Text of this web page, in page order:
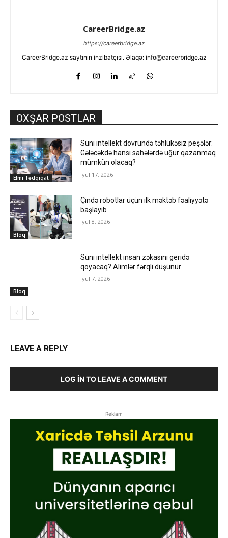
CareerBridge.az
https://careerbridge.az
CareerBridge.az saytının inzibatçısı. Əlaqə: info@careerbridge.az
OXŞAR POSTLAR
Elmi Tədqiqat
Süni intellekt dövründə təhlükəsiz peşələr:
Gələcəkdə hansı sahələrdə uğur qazanmaq
mümkün olacaq?
İyul 17, 2026
Bloq
Çində robotlar üçün ilk məktəb fəaliyyətə
başlayıb
İyul 8, 2026
Bloq
Süni intellekt insan zəkasını geridə
qoyacaq? Alimlər fərqli düşünür
İyul 7, 2026
LEAVE A REPLY
LOG IN TO LEAVE A COMMENT
Reklam